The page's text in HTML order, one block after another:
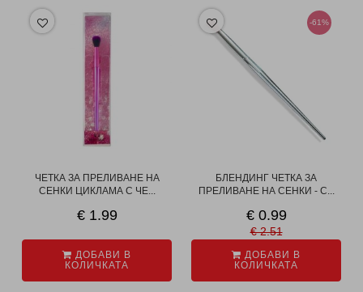
ЧЕТКА ЗА ПРЕЛИВАНЕ НА
СЕНКИ ЦИКЛАМА С ЧЕ...
€ 1.99
ДОБАВИ В
КОЛИЧКАТА
-61%
БЛЕНДИНГ ЧЕТКА ЗА
ПРЕЛИВАНЕ НА СЕНКИ - С...
€ 0.99
€ 2.51
ДОБАВИ В
КОЛИЧКАТА